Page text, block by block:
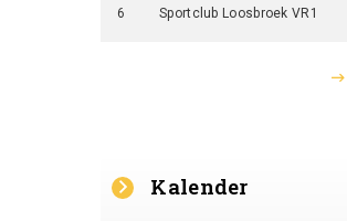
6 Sportclub Loosbroek VR1
Kalender